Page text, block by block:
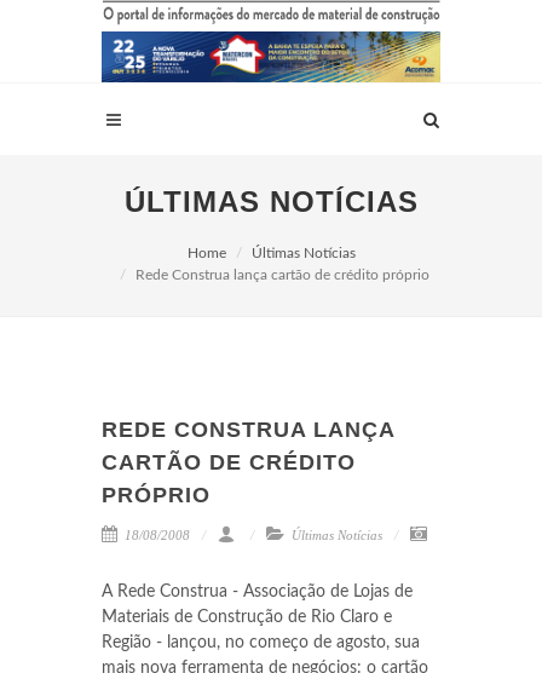
ÚLTIMAS NOTÍCIAS
Home
Últimas Notícias
Rede Construa lança cartão de crédito próprio
REDE CONSTRUA LANÇA
CARTÃO DE CRÉDITO
PRÓPRIO
18/08/2008 Últimas Notícias
A Rede Construa - Associação de Lojas de
Materiais de Construção de Rio Claro e
Região - lançou, no começo de agosto, sua
mais nova ferramenta de negócios: o cartão